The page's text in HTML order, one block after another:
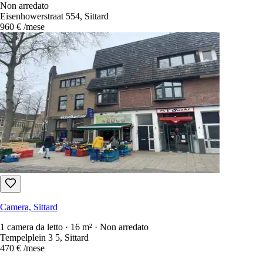
Non arredato
Eisenhowerstraat 554, Sittard
960 € /mese
Camera, Sittard
1 camera da letto · 16 m² · Non arredato
Tempelplein 3 5, Sittard
470 € /mese